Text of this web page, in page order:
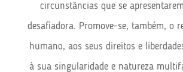
circunstâncias que se
desafiadora. Promove-se, também, o
humano, aos seus direitos e
à sua singularidade e natureza